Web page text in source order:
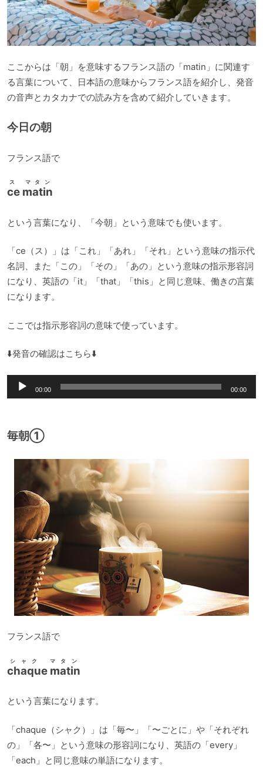
ここからは「朝」を意味するフランス語の「matin」に関連す
る言葉について、日本語の意味からフランス語を紹介し、発音
の音声とカタカナでの読み方を含めて紹介していきます。
今日の朝
フランス語で
ce matin
ス マタン
という言葉になり、「今朝」という意味でも使います。
「ce（ス）」は「これ」「あれ」「それ」という意味の指示代
名詞、また「この」「その」「あの」という意味の指示形容詞
になり、英語の「it」「that」「this」と同じ意味、働きの言葉
になります。
ここでは指示形容詞の意味で使っています。
⬇️発音の確認はこちら⬇️
声
レ
00:00 00:00
毎朝①
フランス語で
chaque matin
シャク マタン
という言葉になります。
「chaque（シャク）」は「毎〜」「〜ごとに」や「それぞれ
の」「各〜」という意味の形容詞になり、英語の「every」
「each」と同じ意味の単語になります。